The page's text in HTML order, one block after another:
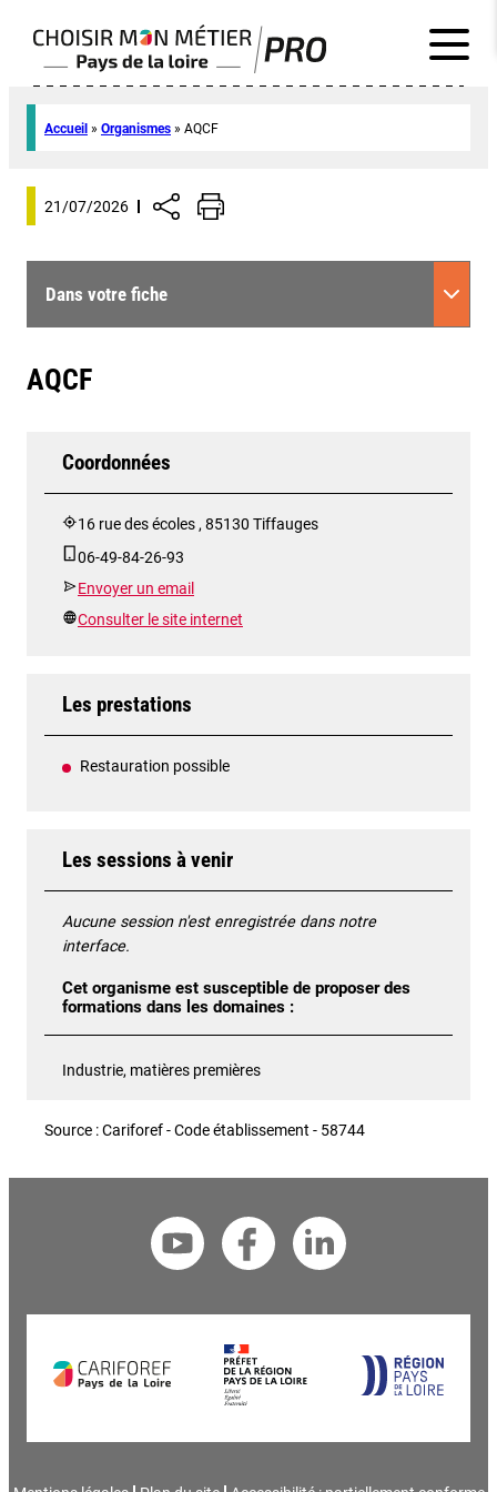
Accueil » Organismes » AQCF
21/07/2026
Dans votre fiche
AQCF
Coordonnées
16 rue des écoles , 85130 Tiffauges
06-49-84-26-93
Envoyer un email
Consulter le site internet
Les prestations
Restauration possible
Les sessions à venir
Aucune session n'est enregistrée dans notre
interface.
Cet organisme est susceptible de proposer des
formations dans les domaines :
Industrie, matières premières
Source : Cariforef - Code établissement - 58744